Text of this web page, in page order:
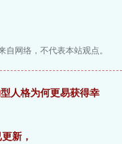
网络，不代表本站观点。
人格为何更易获得幸
新，